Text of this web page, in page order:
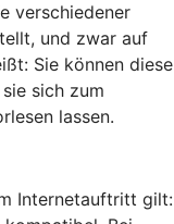
verschiedener
und zwar auf
Sie können diese
sich zum
lassen.
Internetauftritt gilt: